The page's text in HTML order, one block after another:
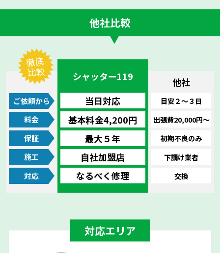
他社比較
徹底
比較
ご依頼から
料金
保証
施工
対応
シャッター119
当日対応
基本料金4,200円
最大５年
自社加盟店
なるべく修理
他社
目安２〜３日
出張費20,000円〜
初期不良のみ
下請け業者
交換
対応エリア